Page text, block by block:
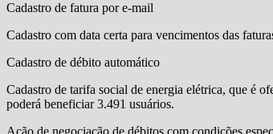
Cadastro de fatura por e-mail
Cadastro com data certa para vencimentos das
Cadastro de débito automático
Cadastro de tarifa social de energia elétrica, que é
poderá beneficiar 3.491 usuários.